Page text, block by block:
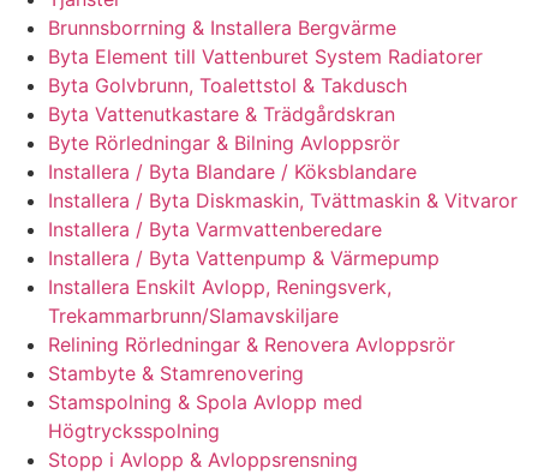
Brunnsborrning & Installera Bergvärme
Byta Element till Vattenburet System Radiatorer
Byta Golvbrunn, Toalettstol & Takdusch
Byta Vattenutkastare & Trädgårdskran
Byte Rörledningar & Bilning Avloppsrör
Installera / Byta Blandare / Köksblandare
Installera / Byta Diskmaskin, Tvättmaskin & Vitvaror
Installera / Byta Varmvattenberedare
Installera / Byta Vattenpump & Värmepump
Installera Enskilt Avlopp, Reningsverk,
Trekammarbrunn/Slamavskiljare
Relining Rörledningar & Renovera Avloppsrör
Stambyte & Stamrenovering
Stamspolning & Spola Avlopp med
Högtrycksspolning
Stopp i Avlopp & Avloppsrensning